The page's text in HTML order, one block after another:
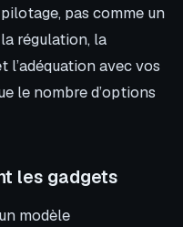
pas comme un
régulation, la
avec vos
le nombre d’options
les gadgets
modèle